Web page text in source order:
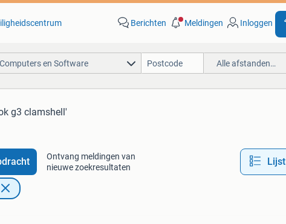
Berichten Meldingen Inloggen
Computers en Software Alle afstanden…
g3 clamshell'
Ontvang meldingen van
nieuwe zoekresultaten
Lijst